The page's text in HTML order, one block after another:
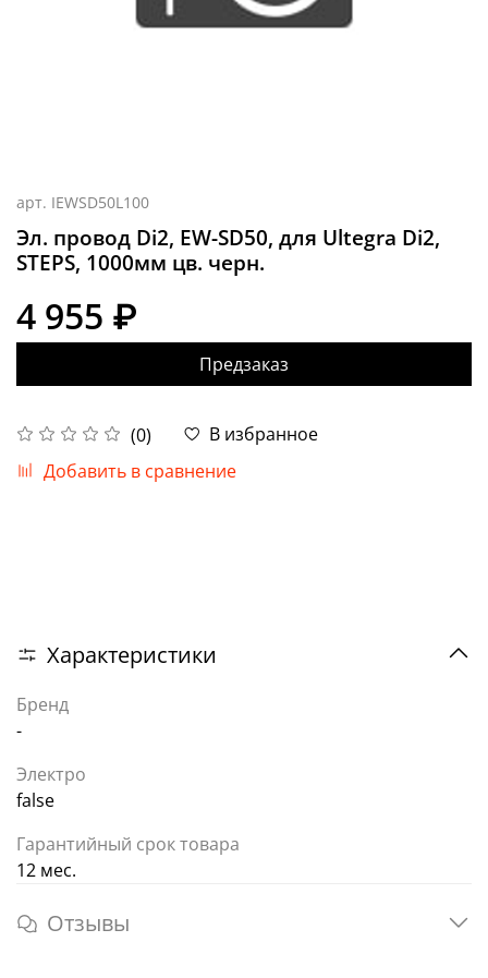
арт. IEWSD50L100
Эл. провод Di2, EW-SD50, для Ultegra Di2,
STEPS, 1000мм цв. черн.
(0)
В избранное
Добавить в сравнение
4 955 ₽
Предзаказ
Характеристики
Бренд
-
Электро
false
Гарантийный срок товара
12 мес.
Отзывы